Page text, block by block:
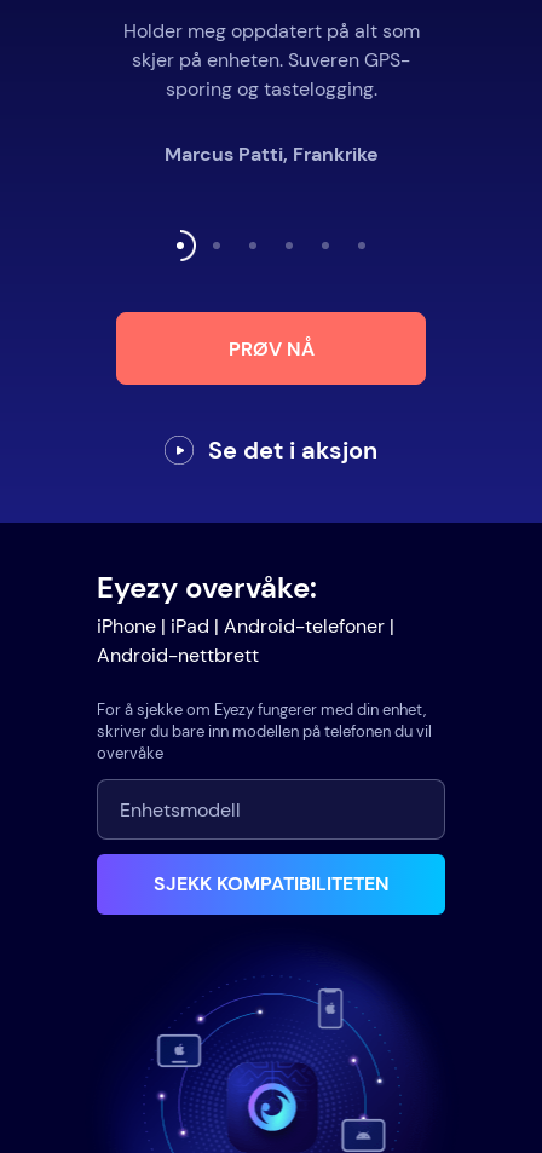
Holder meg oppdatert på alt som
skjer på enheten. Suveren GPS-
sporing og tastelogging.
Marcus Patti, Frankrike
PRØV NÅ
Se det i aksjon
Eyezy overvåke:
iPhone | iPad | Android-telefoner |
Android-nettbrett
For å sjekke om Eyezy fungerer med din enhet,
skriver du bare inn modellen på telefonen du vil
overvåke
SJEKK KOMPATIBILITETEN